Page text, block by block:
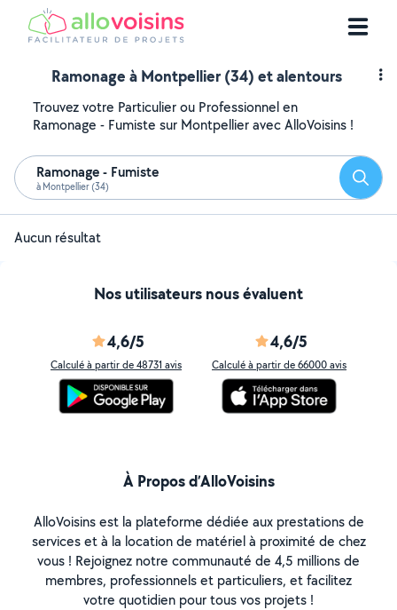
Ramonage à Montpellier (34) et alentours
Trouvez votre Particulier ou Professionnel en
Ramonage - Fumiste sur Montpellier avec AlloVoisins !
Ramonage - Fumiste
à Montpellier (34)
Aucun résultat
Nos utilisateurs nous évaluent
4,6/5
Calculé à partir de 48731 avis
4,6/5
Calculé à partir de 66000 avis
À Propos d’AlloVoisins
AlloVoisins est la plateforme dédiée aux prestations de
services et à la location de matériel à proximité de chez
vous ! Rejoignez notre communauté de 4,5 millions de
membres, professionnels et particuliers, et facilitez
votre quotidien pour tous vos projets !